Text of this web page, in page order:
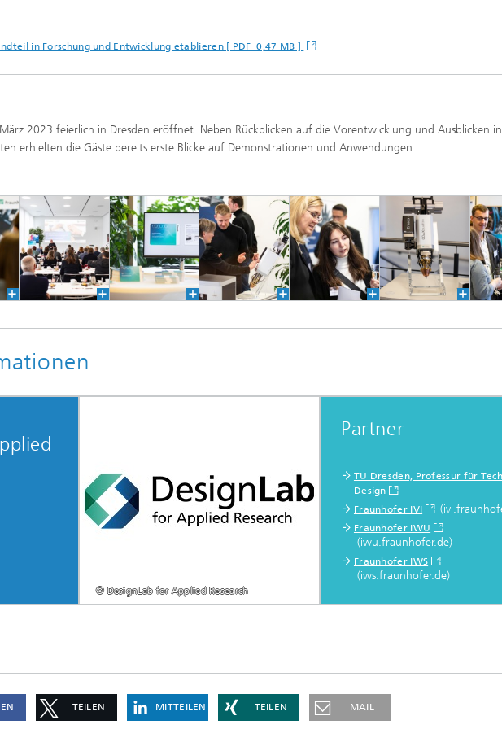
in Forschung und Entwicklung etablieren [ PDF 0,47 MB ]
2023 feierlich in Dresden eröffnet. Neben Rückblicken auf die Vorentwicklung und Ausblicken
erhielten die Gäste bereits erste Blicke auf Demonstrationen und Anwendungen.
© DesignLab for Applied Research
Partner
TU Dresden, Professur für
Design
Fraunhofer IVI
Fraunhofer IWU
(iwu.fraunhofer.de)
Fraunhofer IWS
(iws.fraunhofer.de)
TEILEN MITTEILEN TEILEN MAIL